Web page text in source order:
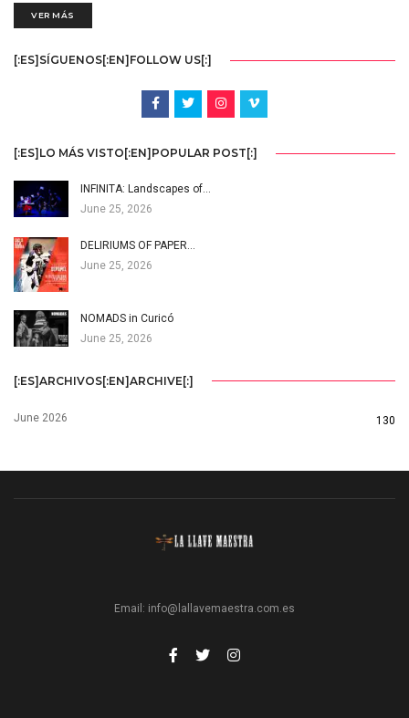
VER MÁS
[:ES]SÍGUENOS[:EN]FOLLOW US[:]
[:ES]LO MÁS VISTO[:EN]POPULAR POST[:]
INFINITA: Landscapes of…
June 25, 2026
DELIRIUMS OF PAPER…
June 25, 2026
NOMADS in Curicó
June 25, 2026
[:ES]ARCHIVOS[:EN]ARCHIVE[:]
June 2026 130
Email: info@lallavemaestra.com.es